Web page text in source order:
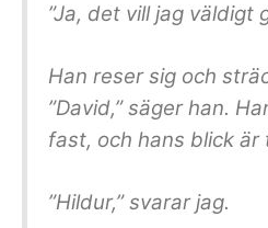
”Ja, det vill jag väldigt
Han reser sig och
”David,” säger han.
fast, och hans blick är
”Hildur,” svarar jag.